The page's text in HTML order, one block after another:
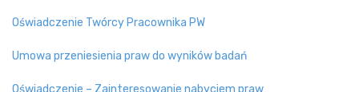
Oświadczenie Twórcy Pracownika PW
Umowa przeniesienia praw do wyników badań
Oświadczenie – Zainteresowanie nabyciem praw